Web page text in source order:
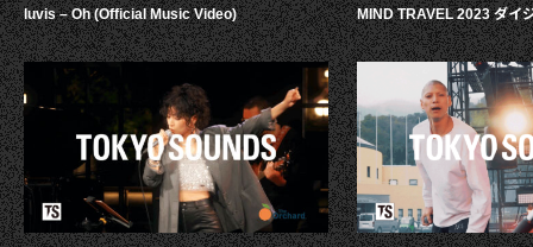
luvis – Oh (Official Music Video) MIND TRAVEL 2023 ダイ